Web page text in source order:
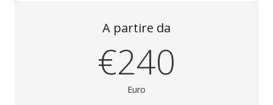
A partire da
€240
Euro